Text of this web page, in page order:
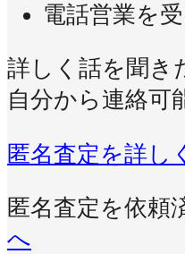
電話営業を
詳しく話を聞き
自分から連絡可
匿名査定を詳し
匿名査定を依頼
へ